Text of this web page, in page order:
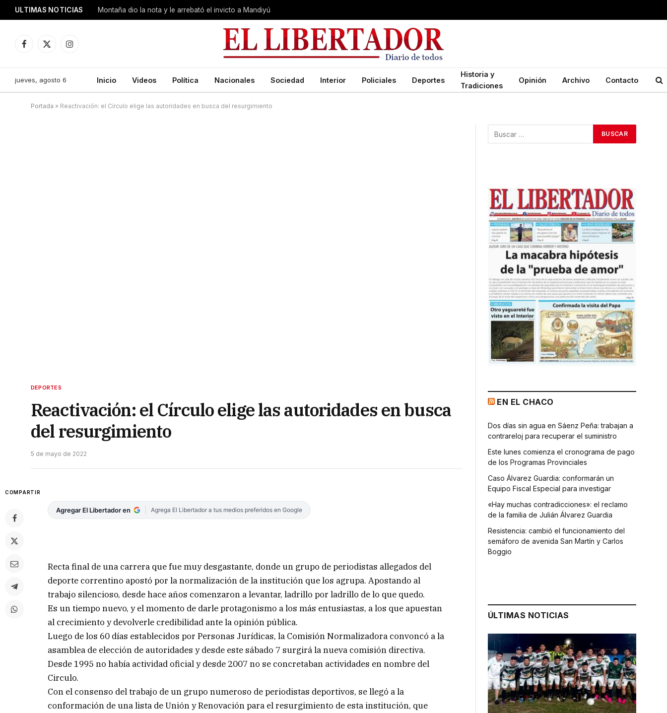
ULTIMAS NOTICIAS Montaña dio la nota y le arrebató el invicto a Mandiyú
Facebook
X
Instagram
jueves, agosto 6 Inicio Videos Política Nacionales Sociedad Interior Policiales Deportes
Historia y
Tradiciones
Opinión Archivo Contacto
Portada » Reactivación: el Círculo elige las autoridades en busca del resurgimiento
DEPORTES
Reactivación: el Círculo elige las autoridades en busca
del resurgimiento
5 de mayo de 2022
COMPARTIR
Agregar El Libertador en Agrega El Libertador a tus medios preferidos en Google
Recta final de una carrera que fue muy desgastante, donde un grupo de periodistas allegados del
deporte correntino apostó por la normalización de la institución que los agrupa. Apostando al
trabajo silencioso, desde hace años comenzaron a levantar, ladrillo por ladrillo de lo que quedo.
Es un tiempo nuevo, y el momento de darle protagonismo a los más entusiastas, a los que apuestan
al crecimiento y devolverle credibilidad ante la opinión pública.
Luego de los 60 días establecidos por Personas Jurídicas, la Comisión Normalizadora convoncó a la
asamblea de elección de autoridades y desde este sábado 7 surgirá la nueva comisión directiva.
Desde 1995 no había actividad oficial y desde 2007 no se concretaban actividades en nombre del
Circulo.
Con el consenso del trabajo de un grupo numeroso de periodistas deportivos, se llegó a la
conformación de una lista de Unión y Renovación para el resurgimiento de esta institución, que
EN EL CHACO
Dos días sin agua en Sáenz Peña: trabajan a
contrareloj para recuperar el suministro
Este lunes comienza el cronograma de pago
de los Programas Provinciales
Caso Álvarez Guardia: conformarán un
Equipo Fiscal Especial para investigar
«Hay muchas contradicciones»: el reclamo
de la familia de Julián Álvarez Guardia
Resistencia: cambió el funcionamiento del
semáforo de avenida San Martín y Carlos
Boggio
ÚLTIMAS NOTICIAS